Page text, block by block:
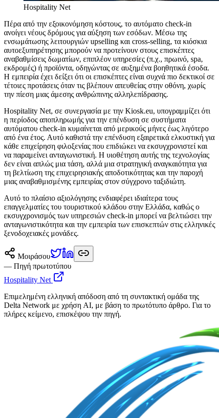
Hospitality Net
Πέρα από την εξοικονόμηση κόστους, το αυτόματο check-in
ανοίγει νέους δρόμους για αύξηση των εσόδων. Μέσω της
ενσωμάτωσης λειτουργιών upselling και cross-selling, τα κιόσκια
αυτοεξυπηρέτησης μπορούν να προτείνουν στους επισκέπτες
αναβαθμίσεις δωματίων, επιπλέον υπηρεσίες (π.χ., πρωινό, spa,
εκδρομές) ή προϊόντα, οδηγώντας σε αυξημένα βοηθητικά έσοδα.
Η εμπειρία έχει δείξει ότι οι επισκέπτες είναι συχνά πιο δεκτικοί σε
τέτοιες προτάσεις όταν τις βλέπουν απευθείας στην οθόνη, χωρίς
την πίεση μιας άμεσης ανθρώπινης αλληλεπίδρασης.
Hospitality Net, σε συνεργασία με την Kiosk.eu, υπογραμμίζει ότι
η περίοδος αποπληρωμής για την επένδυση σε συστήματα
αυτόματου check-in κυμαίνεται από μερικούς μήνες έως λιγότερο
από ένα έτος. Αυτό καθιστά την επένδυση εξαιρετικά ελκυστική για
κάθε επιχείρηση φιλοξενίας που επιδιώκει να εκσυγχρονιστεί και
να παραμείνει ανταγωνιστική. Η υιοθέτηση αυτής της τεχνολογίας
δεν είναι απλώς μια τάση, αλλά μια στρατηγική αναγκαιότητα για
τη βελτίωση της επιχειρησιακής αποδοτικότητας και την παροχή
μιας αναβαθμισμένης εμπειρίας στον σύγχρονο ταξιδιώτη.
Αυτό το πλαίσιο αξιολόγησης ενδιαφέρει ιδιαίτερα τους
επαγγελματίες του τουριστικού κλάδου στην Ελλάδα, καθώς ο
εκσυγχρονισμός των υπηρεσιών check-in μπορεί να βελτιώσει την
ανταγωνιστικότητα και την εμπειρία των επισκεπτών στις ελληνικές
ξενοδοχειακές μονάδες.
Μοιράσου
— Πηγή πρωτοτύπου
Hospitality Net
Επιμελημένη ελληνική απόδοση από τη συντακτική ομάδα της
Delta Network με χρήση AI, με βάση το πρωτότυπο άρθρο. Για το
πλήρες κείμενο, επισκέψου την πηγή.